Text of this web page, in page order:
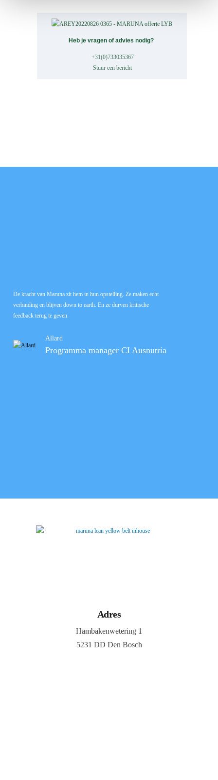
Heb je vragen of advies nodig?
+31(0)733035367
Stuur een bericht
De kracht van Maruna zit hem in hun opstelling. Ze maken echt
verbinding en blijven down to earth. En ze durven kritische
feedback terug te geven.
Allard
Programma manager CI Ausnutria
Adres
Hambakenwetering 1
5231 DD Den Bosch